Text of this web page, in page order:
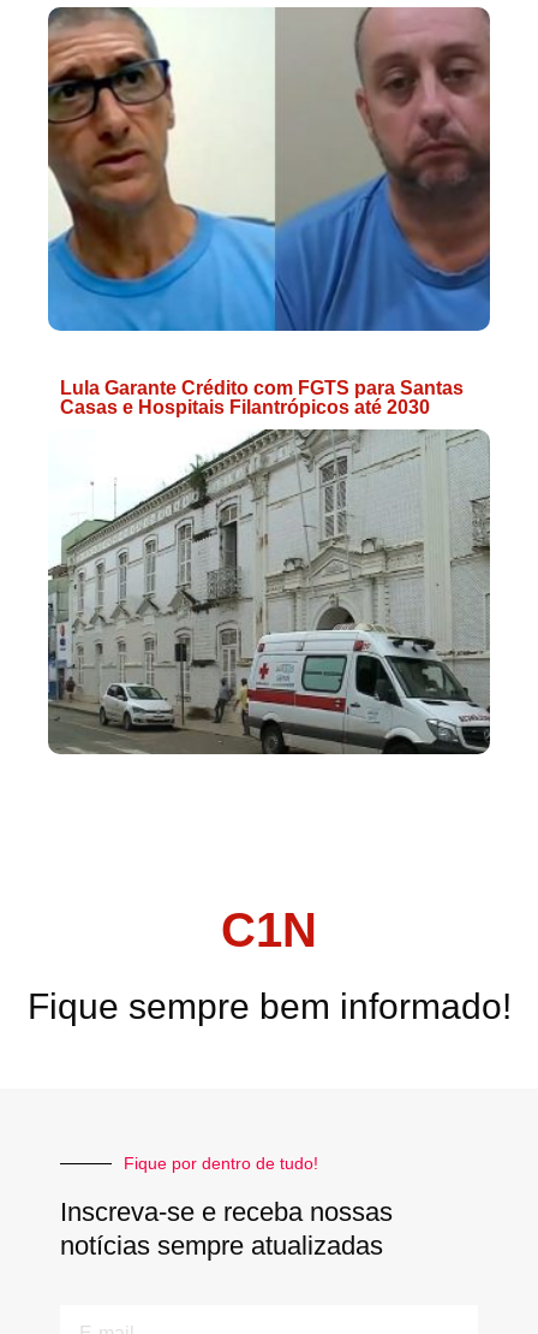
Lula Garante Crédito com FGTS para Santas
Casas e Hospitais Filantrópicos até 2030
C1N
Fique sempre bem informado!
Fique por dentro de tudo!
Inscreva-se e receba nossas
notícias sempre atualizadas